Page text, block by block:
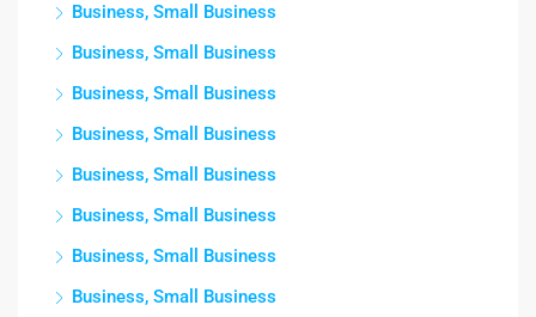
Business, Small Business
Business, Small Business
Business, Small Business
Business, Small Business
Business, Small Business
Business, Small Business
Business, Small Business
Business, Small Business